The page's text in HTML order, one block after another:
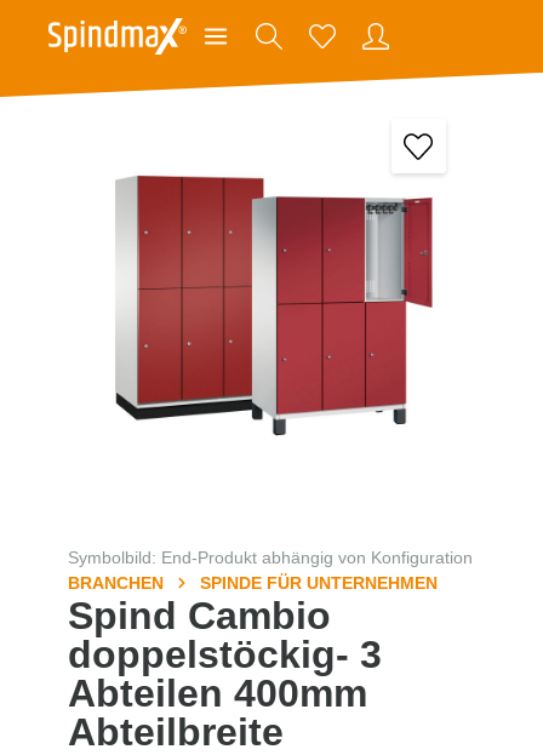
Symbolbild: End-Produkt abhängig von Konfiguration
BRANCHEN
SPINDE FÜR UNTERNEHMEN
Spind Cambio
doppelstöckig- 3
Abteilen 400mm
Abteilbreite